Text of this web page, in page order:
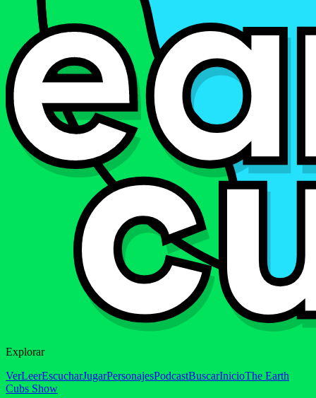
Explorar
VerLeerEscucharJugarPersonajesPodcastBuscarInicioThe Earth
Cubs Show